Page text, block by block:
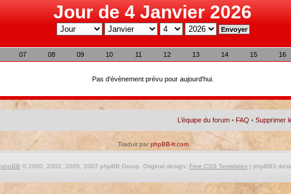
Jour de 4 Janvier 2026
07 08 09 10 11 12 13 14 15 16
Pas d'évènement prévu pour aujourd'hui.
L’équipe du forum • FAQ •Supprimer
Traduit parphpBB-fr.com
phpBB © 2000, 2002, 2005, 2007 phpBB Group. Original design: Free CSS Templates| phpBB3